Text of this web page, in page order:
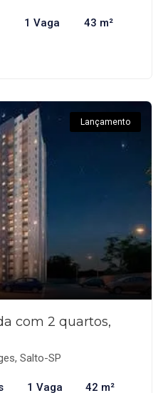
1 Vaga 43 m²
Lançamento
com 2 quartos,
Salto-SP
1 Vaga 42 m²